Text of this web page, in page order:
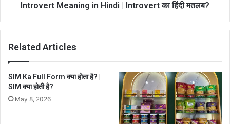
Introvert Meaning in Hindi | Introvert का हिंदी मतलब?
Related Articles
SIM Ka Full Form क्या होता है? |
SIM क्या होती है?
May 8, 2026